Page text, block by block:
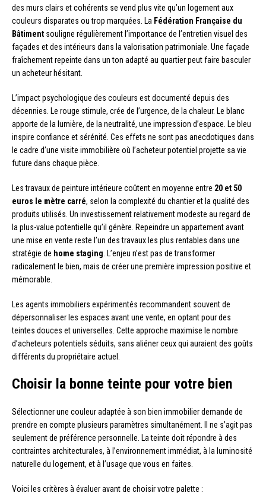
des murs clairs et cohérents se vend plus vite qu’un logement aux
couleurs disparates ou trop marquées. La Fédération Française du
Bâtiment souligne régulièrement l’importance de l’entretien visuel des
façades et des intérieurs dans la valorisation patrimoniale. Une façade
fraîchement repeinte dans un ton adapté au quartier peut faire basculer
un acheteur hésitant.
L’impact psychologique des couleurs est documenté depuis des
décennies. Le rouge stimule, crée de l’urgence, de la chaleur. Le blanc
apporte de la lumière, de la neutralité, une impression d’espace. Le bleu
inspire confiance et sérénité. Ces effets ne sont pas anecdotiques dans
le cadre d’une visite immobilière où l’acheteur potentiel projette sa vie
future dans chaque pièce.
Les travaux de peinture intérieure coûtent en moyenne entre 20 et 50
euros le mètre carré, selon la complexité du chantier et la qualité des
produits utilisés. Un investissement relativement modeste au regard de
la plus-value potentielle qu’il génère. Repeindre un appartement avant
une mise en vente reste l’un des travaux les plus rentables dans une
stratégie de home staging . L’enjeu n’est pas de transformer
radicalement le bien, mais de créer une première impression positive et
mémorable.
Les agents immobiliers expérimentés recommandent souvent de
dépersonnaliser les espaces avant une vente, en optant pour des
teintes douces et universelles. Cette approche maximise le nombre
d’acheteurs potentiels séduits, sans aliéner ceux qui auraient des goûts
différents du propriétaire actuel.
Choisir la bonne teinte pour votre bien
Sélectionner une couleur adaptée à son bien immobilier demande de
prendre en compte plusieurs paramètres simultanément. Il ne s’agit pas
seulement de préférence personnelle. La teinte doit répondre à des
contraintes architecturales, à l’environnement immédiat, à la luminosité
naturelle du logement, et à l’usage que vous en faites.
Voici les critères à évaluer avant de choisir votre palette :